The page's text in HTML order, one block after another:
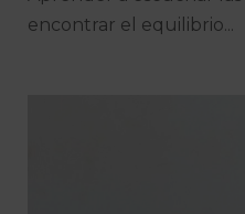
encontrar el equilibrio...